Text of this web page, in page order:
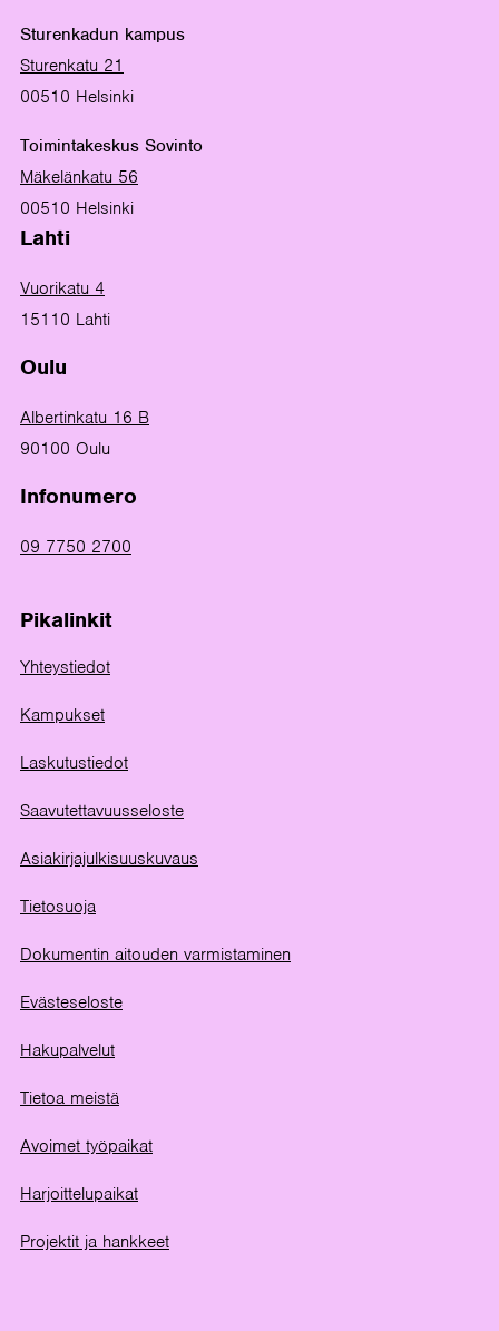
Sturenkadun kampus
Sturenkatu 21
00510 Helsinki
Toimintakeskus Sovinto
Mäkelänkatu 56
00510 Helsinki
Lahti
Vuorikatu 4
15110 Lahti
Oulu
Albertinkatu 16 B
90100 Oulu
Infonumero
09 7750 2700
Pikalinkit
Yhteystiedot
Kampukset
Laskutustiedot
Saavutettavuusseloste
Asiakirjajulkisuuskuvaus
Tietosuoja
Dokumentin aitouden varmistaminen
Evästeseloste
Hakupalvelut
Tietoa meistä
Avoimet työpaikat
Harjoittelupaikat
Projektit ja hankkeet